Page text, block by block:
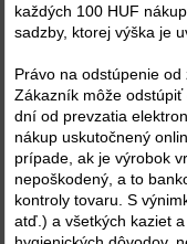
každých 100 HUF
sadzby, ktorej výška je
Právo na odstúpenie od
Zákazník môže
dní od prevzatia
nákup uskutočnený
prípade, ak je výrobok
nepoškodený, a to
kontroly tovaru. S
atď.) a všetkých kaziet